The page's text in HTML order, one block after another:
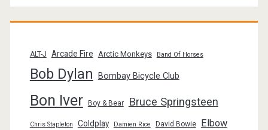
ALT-J Arcade Fire Arctic Monkeys Band Of Horses
Bob Dylan Bombay Bicycle Club
Bon Iver Boy & Bear Bruce Springsteen
Chris Stapleton Coldplay Damien Rice David Bowie Elbow